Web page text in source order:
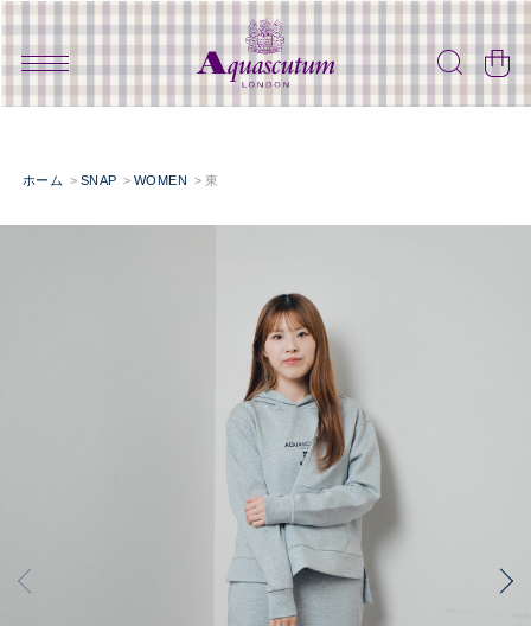
ホーム SNAP WOMEN 東